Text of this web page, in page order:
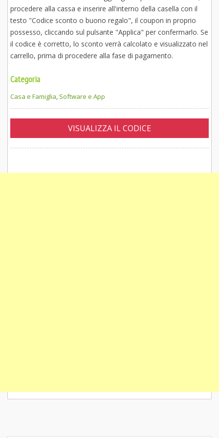
procedere alla cassa e inserire all'interno della casella con il
testo "Codice sconto o buono regalo", il coupon in proprio
possesso, cliccando sul pulsante "Applica" per confermarlo. Se
il codice è corretto, lo sconto verrà calcolato e visualizzato nel
carrello, prima di procedere alla fase di pagamento.
Categoria
Casa e Famiglia, Software e App
VISUALIZZA IL CODICE